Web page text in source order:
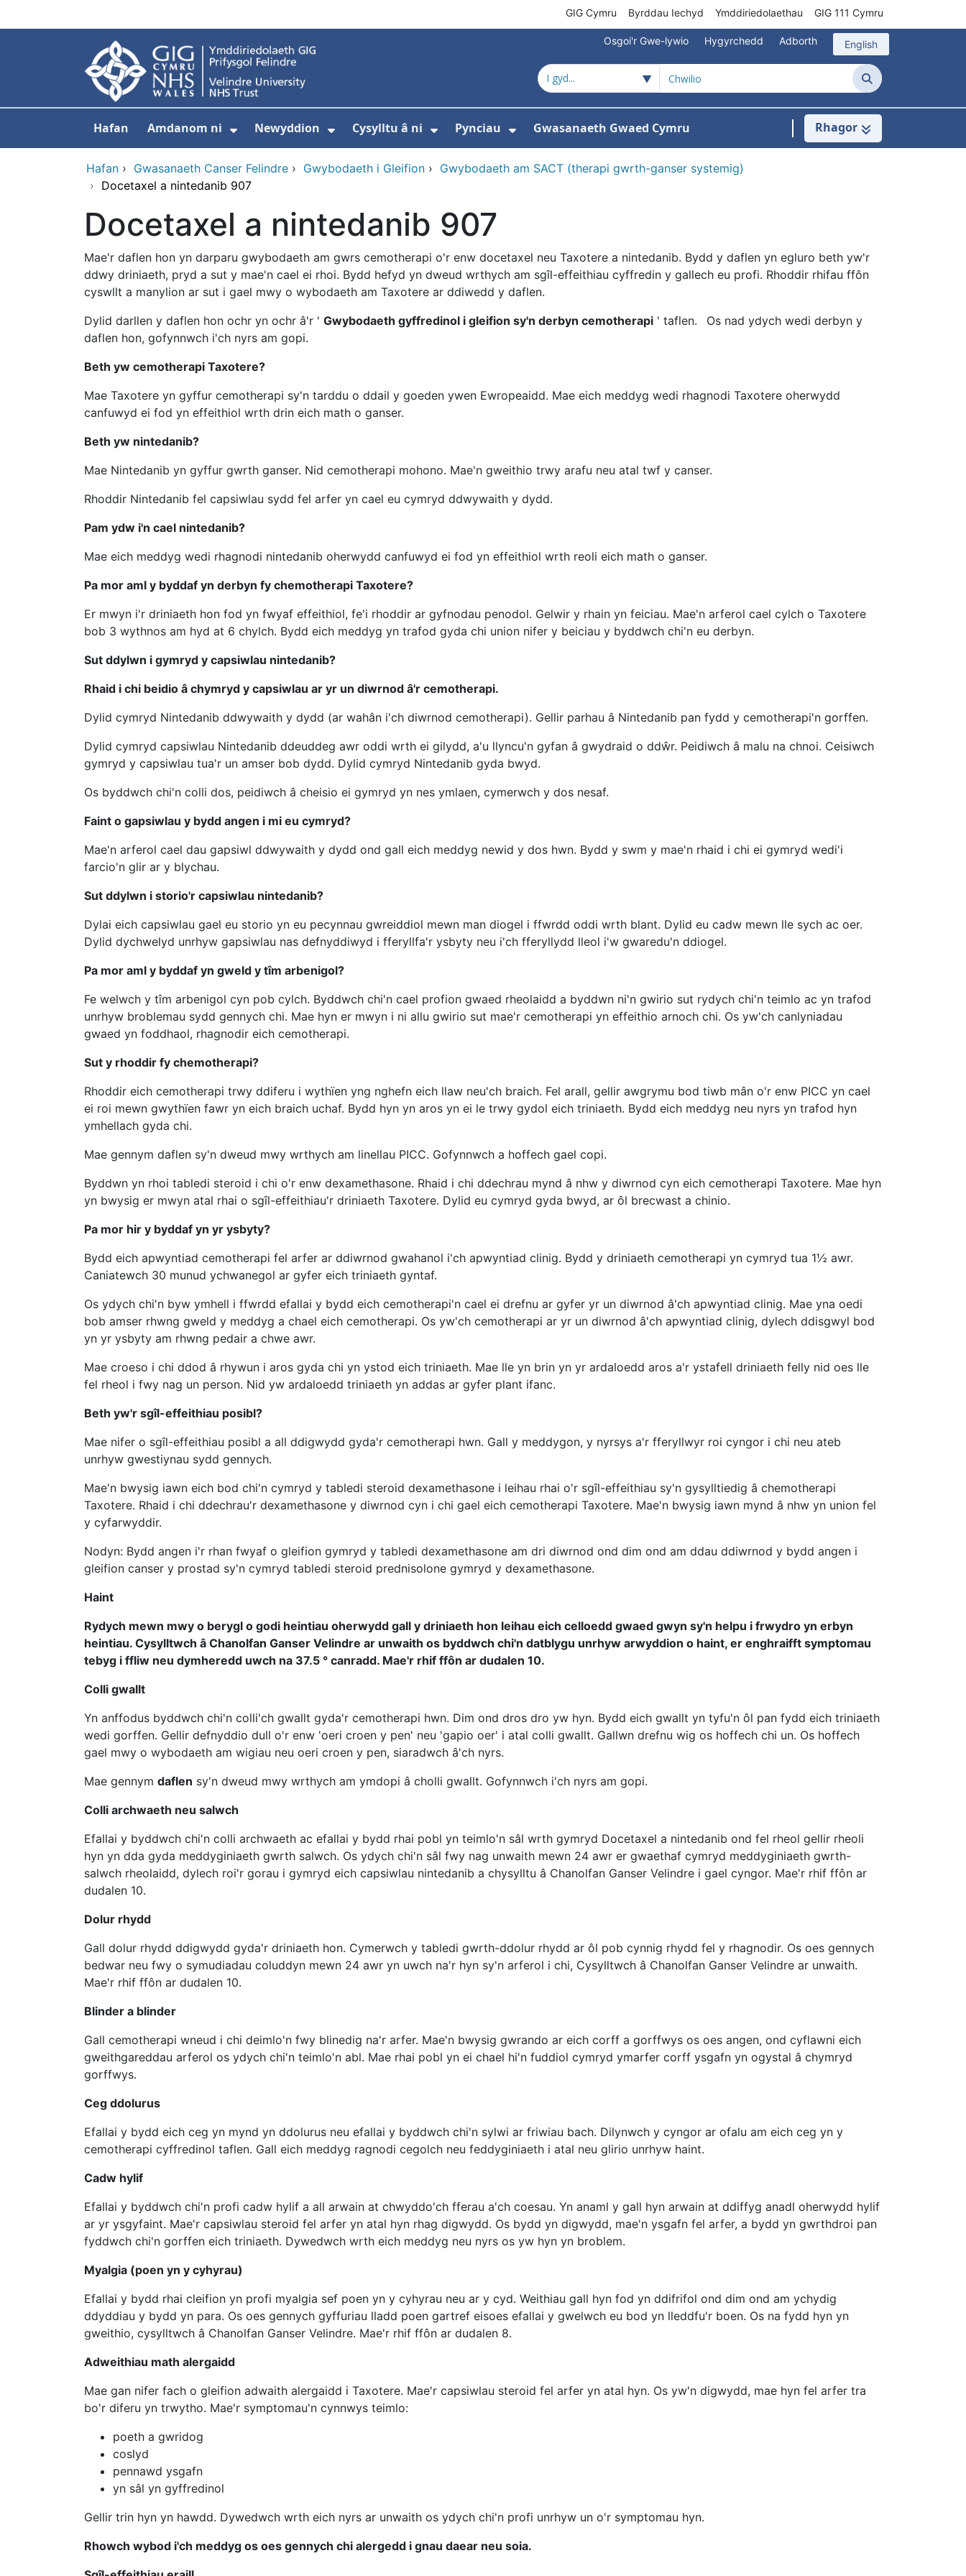
GIG Cymru Byrddau Iechyd Ymddiriedolaethau GIG 111 Cymru
Osgoi'r Gwe-lywio Hygyrchedd Adborth English
Chwilio
Hafan Amdanom ni Newyddion Cysylltu â ni Pynciau Gwasanaeth Gwaed Cymru Rhagor
Hafan › Gwasanaeth Canser Felindre › Gwybodaeth i Gleifion › Gwybodaeth am SACT (therapi gwrth-ganser systemig)
› Docetaxel a nintedanib 907
Docetaxel a nintedanib 907
Mae'r daflen hon yn darparu gwybodaeth am gwrs cemotherapi o'r enw docetaxel neu Taxotere a nintedanib. Bydd y daflen yn egluro beth yw'r
ddwy driniaeth, pryd a sut y mae'n cael ei rhoi. Bydd hefyd yn dweud wrthych am sgîl-effeithiau cyffredin y gallech eu profi. Rhoddir rhifau ffôn
cyswllt a manylion ar sut i gael mwy o wybodaeth am Taxotere ar ddiwedd y daflen.
Dylid darllen y daflen hon ochr yn ochr â'r ' Gwybodaeth gyffredinol i gleifion sy'n derbyn cemotherapi ' taflen.
Os nad ydych wedi derbyn y
daflen hon, gofynnwch i'ch nyrs am gopi.
Beth yw cemotherapi Taxotere?
Mae Taxotere yn gyffur cemotherapi sy'n tarddu o ddail y goeden ywen Ewropeaidd. Mae eich meddyg wedi rhagnodi Taxotere oherwydd
canfuwyd ei fod yn effeithiol wrth drin eich math o ganser.
Beth yw nintedanib?
Mae Nintedanib yn gyffur gwrth ganser. Nid cemotherapi mohono. Mae'n gweithio trwy arafu neu atal twf y canser.
Rhoddir Nintedanib fel capsiwlau sydd fel arfer yn cael eu cymryd ddwywaith y dydd.
Pam ydw i'n cael nintedanib?
Mae eich meddyg wedi rhagnodi nintedanib oherwydd canfuwyd ei fod yn effeithiol wrth reoli eich math o ganser.
Pa mor aml y byddaf yn derbyn fy chemotherapi Taxotere?
Er mwyn i'r driniaeth hon fod yn fwyaf effeithiol, fe'i rhoddir ar gyfnodau penodol. Gelwir y rhain yn feiciau. Mae'n arferol cael cylch o Taxotere
bob 3 wythnos am hyd at 6 chylch. Bydd eich meddyg yn trafod gyda chi union nifer y beiciau y byddwch chi'n eu derbyn.
Sut ddylwn i gymryd y capsiwlau nintedanib?
Rhaid i chi beidio â chymryd y capsiwlau ar yr un diwrnod â'r cemotherapi.
Dylid cymryd Nintedanib ddwywaith y dydd (ar wahân i'ch diwrnod cemotherapi). Gellir parhau â Nintedanib pan fydd y cemotherapi'n gorffen.
Dylid cymryd capsiwlau Nintedanib ddeuddeg awr oddi wrth ei gilydd, a'u llyncu'n gyfan â gwydraid o ddŵr. Peidiwch â malu na chnoi. Ceisiwch
gymryd y capsiwlau tua'r un amser bob dydd. Dylid cymryd Nintedanib gyda bwyd.
Os byddwch chi'n colli dos, peidiwch â cheisio ei gymryd yn nes ymlaen, cymerwch y dos nesaf.
Faint o gapsiwlau y bydd angen i mi eu cymryd?
Mae'n arferol cael dau gapsiwl ddwywaith y dydd ond gall eich meddyg newid y dos hwn. Bydd y swm y mae'n rhaid i chi ei gymryd wedi'i
farcio'n glir ar y blychau.
Sut ddylwn i storio'r capsiwlau nintedanib?
Dylai eich capsiwlau gael eu storio yn eu pecynnau gwreiddiol mewn man diogel i ffwrdd oddi wrth blant. Dylid eu cadw mewn lle sych ac oer.
Dylid dychwelyd unrhyw gapsiwlau nas defnyddiwyd i fferyllfa'r ysbyty neu i'ch fferyllydd lleol i'w gwaredu'n ddiogel.
Pa mor aml y byddaf yn gweld y tîm arbenigol?
Fe welwch y tîm arbenigol cyn pob cylch. Byddwch chi'n cael profion gwaed rheolaidd a byddwn ni'n gwirio sut rydych chi'n teimlo ac yn trafod
unrhyw broblemau sydd gennych chi. Mae hyn er mwyn i ni allu gwirio sut mae'r cemotherapi yn effeithio arnoch chi. Os yw'ch canlyniadau
gwaed yn foddhaol, rhagnodir eich cemotherapi.
Sut y rhoddir fy chemotherapi?
Rhoddir eich cemotherapi trwy ddiferu i wythïen yng nghefn eich llaw neu'ch braich. Fel arall, gellir awgrymu bod tiwb mân o'r enw PICC yn cael
ei roi mewn gwythïen fawr yn eich braich uchaf. Bydd hyn yn aros yn ei le trwy gydol eich triniaeth. Bydd eich meddyg neu nyrs yn trafod hyn
ymhellach gyda chi.
Mae gennym daflen sy'n dweud mwy wrthych am linellau PICC. Gofynnwch a hoffech gael copi.
Byddwn yn rhoi tabledi steroid i chi o'r enw dexamethasone. Rhaid i chi ddechrau mynd â nhw y diwrnod cyn eich cemotherapi Taxotere. Mae hyn
yn bwysig er mwyn atal rhai o sgîl-effeithiau'r driniaeth Taxotere. Dylid eu cymryd gyda bwyd, ar ôl brecwast a chinio.
Pa mor hir y byddaf yn yr ysbyty?
Bydd eich apwyntiad cemotherapi fel arfer ar ddiwrnod gwahanol i'ch apwyntiad clinig. Bydd y driniaeth cemotherapi yn cymryd tua 1½ awr.
Caniatewch 30 munud ychwanegol ar gyfer eich triniaeth gyntaf.
Os ydych chi'n byw ymhell i ffwrdd efallai y bydd eich cemotherapi'n cael ei drefnu ar gyfer yr un diwrnod â'ch apwyntiad clinig. Mae yna oedi
bob amser rhwng gweld y meddyg a chael eich cemotherapi. Os yw'ch cemotherapi ar yr un diwrnod â'ch apwyntiad clinig, dylech ddisgwyl bod
yn yr ysbyty am rhwng pedair a chwe awr.
Mae croeso i chi ddod â rhywun i aros gyda chi yn ystod eich triniaeth. Mae lle yn brin yn yr ardaloedd aros a'r ystafell driniaeth felly nid oes lle
fel rheol i fwy nag un person. Nid yw ardaloedd triniaeth yn addas ar gyfer plant ifanc.
Beth yw'r sgîl-effeithiau posibl?
Mae nifer o sgîl-effeithiau posibl a all ddigwydd gyda'r cemotherapi hwn. Gall y meddygon, y nyrsys a'r fferyllwyr roi cyngor i chi neu ateb
unrhyw gwestiynau sydd gennych.
Mae'n bwysig iawn eich bod chi'n cymryd y tabledi steroid dexamethasone i leihau rhai o'r sgîl-effeithiau sy'n gysylltiedig â chemotherapi
Taxotere. Rhaid i chi ddechrau'r dexamethasone y diwrnod cyn i chi gael eich cemotherapi Taxotere. Mae'n bwysig iawn mynd â nhw yn union fel
y cyfarwyddir.
Nodyn: Bydd angen i'r rhan fwyaf o gleifion gymryd y tabledi dexamethasone am dri diwrnod ond dim ond am ddau ddiwrnod y bydd angen i
gleifion canser y prostad sy'n cymryd tabledi steroid prednisolone gymryd y dexamethasone.
Haint
Rydych mewn mwy o berygl o godi heintiau oherwydd gall y driniaeth hon leihau eich celloedd gwaed gwyn sy'n helpu i frwydro yn erbyn
heintiau. Cysylltwch â Chanolfan Ganser Velindre ar unwaith os byddwch chi'n datblygu unrhyw arwyddion o haint, er enghraifft symptomau
tebyg i ffliw neu dymheredd uwch na 37.5 ° canradd. Mae'r rhif ffôn ar dudalen 10.
Colli gwallt
Yn anffodus byddwch chi'n colli'ch gwallt gyda'r cemotherapi hwn. Dim ond dros dro yw hyn. Bydd eich gwallt yn tyfu'n ôl pan fydd eich triniaeth
wedi gorffen. Gellir defnyddio dull o'r enw 'oeri croen y pen' neu 'gapio oer' i atal colli gwallt. Gallwn drefnu wig os hoffech chi un. Os hoffech
gael mwy o wybodaeth am wigiau neu oeri croen y pen, siaradwch â'ch nyrs.
Mae gennym daflen sy'n dweud mwy wrthych am ymdopi â cholli gwallt. Gofynnwch i'ch nyrs am gopi.
Colli archwaeth neu salwch
Efallai y byddwch chi'n colli archwaeth ac efallai y bydd rhai pobl yn teimlo'n sâl wrth gymryd Docetaxel a nintedanib ond fel rheol gellir rheoli
hyn yn dda gyda meddyginiaeth gwrth salwch. Os ydych chi'n sâl fwy nag unwaith mewn 24 awr er gwaethaf cymryd meddyginiaeth gwrth-
salwch rheolaidd, dylech roi'r gorau i gymryd eich capsiwlau nintedanib a chysylltu â Chanolfan Ganser Velindre i gael cyngor. Mae'r rhif ffôn ar
dudalen 10.
Dolur rhydd
Gall dolur rhydd ddigwydd gyda'r driniaeth hon. Cymerwch y tabledi gwrth-ddolur rhydd ar ôl pob cynnig rhydd fel y rhagnodir. Os oes gennych
bedwar neu fwy o symudiadau coluddyn mewn 24 awr yn uwch na'r hyn sy'n arferol i chi, Cysylltwch â Chanolfan Ganser Velindre ar unwaith.
Mae'r rhif ffôn ar dudalen 10.
Blinder a blinder
Gall cemotherapi wneud i chi deimlo'n fwy blinedig na'r arfer. Mae'n bwysig gwrando ar eich corff a gorffwys os oes angen, ond cyflawni eich
gweithgareddau arferol os ydych chi'n teimlo'n abl. Mae rhai pobl yn ei chael hi'n fuddiol cymryd ymarfer corff ysgafn yn ogystal â chymryd
gorffwys.
Ceg ddolurus
Efallai y bydd eich ceg yn mynd yn ddolurus neu efallai y byddwch chi'n sylwi ar friwiau bach. Dilynwch y cyngor ar ofalu am eich ceg yn y
cemotherapi cyffredinol taflen. Gall eich meddyg ragnodi cegolch neu feddyginiaeth i atal neu glirio unrhyw haint.
Cadw hylif
Efallai y byddwch chi'n profi cadw hylif a all arwain at chwyddo'ch fferau a'ch coesau. Yn anaml y gall hyn arwain at ddiffyg anadl oherwydd hylif
ar yr ysgyfaint. Mae'r capsiwlau steroid fel arfer yn atal hyn rhag digwydd. Os bydd yn digwydd, mae'n ysgafn fel arfer, a bydd yn gwrthdroi pan
fyddwch chi'n gorffen eich triniaeth. Dywedwch wrth eich meddyg neu nyrs os yw hyn yn broblem.
Myalgia (poen yn y cyhyrau)
Efallai y bydd rhai cleifion yn profi myalgia sef poen yn y cyhyrau neu ar y cyd. Weithiau gall hyn fod yn ddifrifol ond dim ond am ychydig
ddyddiau y bydd yn para. Os oes gennych gyffuriau lladd poen gartref eisoes efallai y gwelwch eu bod yn lleddfu'r boen. Os na fydd hyn yn
gweithio, cysylltwch â Chanolfan Ganser Velindre. Mae'r rhif ffôn ar dudalen 8.
Adweithiau math alergaidd
Mae gan nifer fach o gleifion adwaith alergaidd i Taxotere. Mae'r capsiwlau steroid fel arfer yn atal hyn. Os yw'n digwydd, mae hyn fel arfer tra
bo'r diferu yn trwytho. Mae'r symptomau'n cynnwys teimlo:
poeth a gwridog
coslyd
pennawd ysgafn
yn sâl yn gyffredinol
Gellir trin hyn yn hawdd. Dywedwch wrth eich nyrs ar unwaith os ydych chi'n profi unrhyw un o'r symptomau hyn.
Rhowch wybod i'ch meddyg os oes gennych chi alergedd i gnau daear neu soia.